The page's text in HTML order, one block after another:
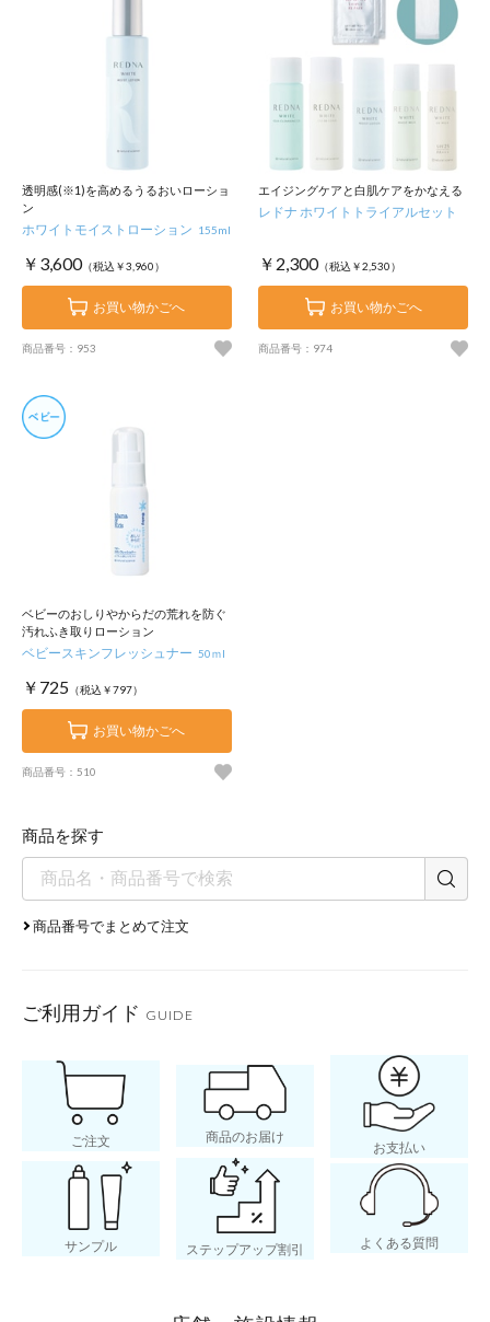
透明感(※1)を高めるうるおいローショ
ン
ホワイトモイストローション 155ml
￥3,600（税込￥3,960）
お買い物かごへ
商品番号：953
エイジングケアと白肌ケアをかなえる
レドナ ホワイトトライアルセット
￥2,300（税込￥2,530）
お買い物かごへ
商品番号：974
ベビーのおしりやからだの荒れを防ぐ
汚れふき取りローション
ベビースキンフレッシュナー 50ｍl
￥725 （税込￥797）
お買い物かごへ
商品番号：510
商品を探す
商品番号でまとめて注文
ご利用ガイド GUIDE
ご注文 商品のお届け
お支払い
サンプル ステップアップ割引 よくある質問